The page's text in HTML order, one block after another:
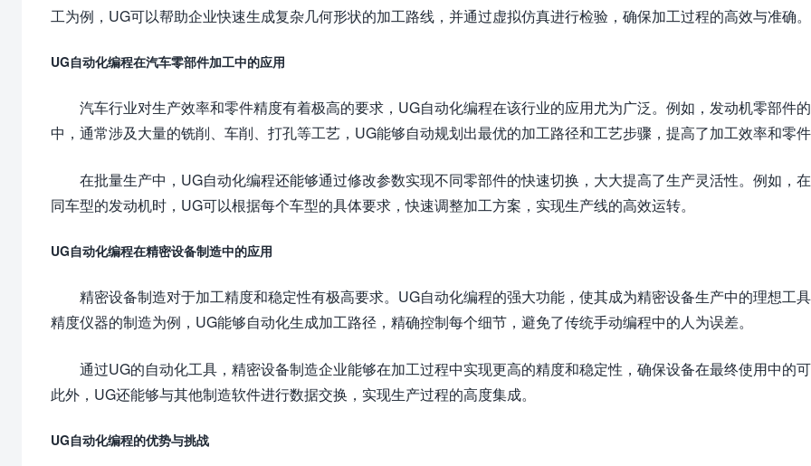
工为例，UG可以帮助企业快速生成复杂几何形状的加工路线，并通过虚拟仿真进行检验，确保加工过程的高效与准确。
UG自动化编程在汽车零部件加工中的应用
汽车行业对生产效率和零件精度有着极高的要求，UG自动化编程在该行业的应用尤为广泛。例如，发动机零部件
中，通常涉及大量的铣削、车削、打孔等工艺，UG能够自动规划出最优的加工路径和工艺步骤，提高了加工效率和零
在批量生产中，UG自动化编程还能够通过修改参数实现不同零部件的快速切换，大大提高了生产灵活性。例如，
同车型的发动机时，UG可以根据每个车型的具体要求，快速调整加工方案，实现生产线的高效运转。
UG自动化编程在精密设备制造中的应用
精密设备制造对于加工精度和稳定性有极高要求。UG自动化编程的强大功能，使其成为精密设备生产中的理想工
精度仪器的制造为例，UG能够自动化生成加工路径，精确控制每个细节，避免了传统手动编程中的人为误差。
通过UG的自动化工具，精密设备制造企业能够在加工过程中实现更高的精度和稳定性，确保设备在最终使用中的
此外，UG还能够与其他制造软件进行数据交换，实现生产过程的高度集成。
UG自动化编程的优势与挑战